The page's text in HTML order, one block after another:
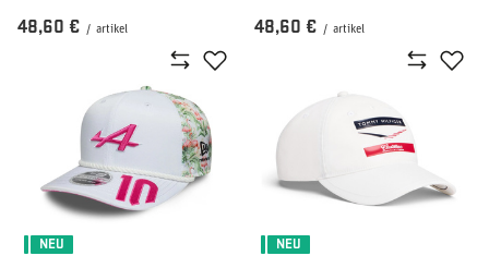
48,60 € / artikel 48,60 € / artikel
NEU NEU